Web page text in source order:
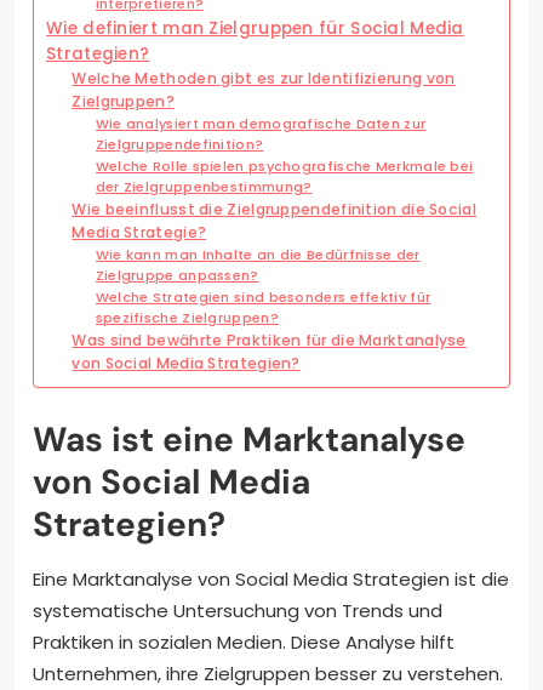
Wie definiert man Zielgruppen für Social Media
Strategien?
Welche Methoden gibt es zur Identifizierung von
Zielgruppen?
Wie analysiert man demografische Daten zur
Zielgruppendefinition?
Welche Rolle spielen psychografische Merkmale bei
der Zielgruppenbestimmung?
Wie beeinflusst die Zielgruppendefinition die Social
Media Strategie?
Wie kann man Inhalte an die Bedürfnisse der
Zielgruppe anpassen?
Welche Strategien sind besonders effektiv für
spezifische Zielgruppen?
Was sind bewährte Praktiken für die Marktanalyse
von Social Media Strategien?
Was ist eine Marktanalyse
von Social Media
Strategien?
Eine Marktanalyse von Social Media Strategien ist die
systematische Untersuchung von Trends und
Praktiken in sozialen Medien. Diese Analyse hilft
Unternehmen, ihre Zielgruppen besser zu verstehen.